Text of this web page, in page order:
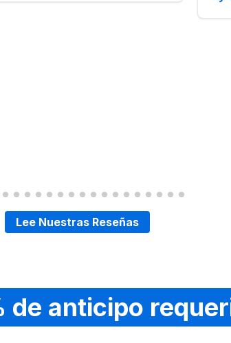
en pasto, césped o pavimento.
con los requisitos de seguridad de
para escuelas, asociaciones de
y cumpleaños.
familiares.
Lee Nuestras Reseñas
de anticipo